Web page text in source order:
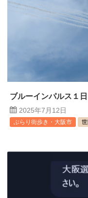
ブルーインパルス１
2025年7月12日
ぶらり街歩き・大阪市